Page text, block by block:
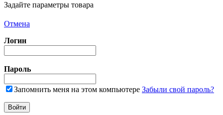
Задайте параметры товара
Отмена
Логин
Пароль
Запомнить меня на этом компьютере Забыли свой пароль?